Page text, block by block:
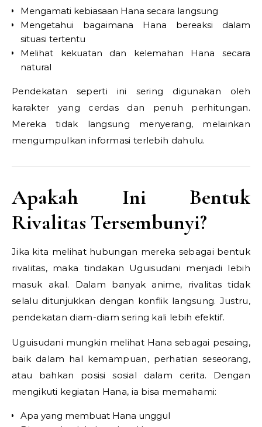
Mengamati kebiasaan Hana secara langsung
Mengetahui bagaimana Hana bereaksi dalam
situasi tertentu
Melihat kekuatan dan kelemahan Hana secara
natural
Pendekatan seperti ini sering digunakan oleh
karakter yang cerdas dan penuh perhitungan.
Mereka tidak langsung menyerang, melainkan
mengumpulkan informasi terlebih dahulu.
Apakah Ini Bentuk
Rivalitas Tersembunyi?
Jika kita melihat hubungan mereka sebagai bentuk
rivalitas, maka tindakan Uguisudani menjadi lebih
masuk akal. Dalam banyak anime, rivalitas tidak
selalu ditunjukkan dengan konflik langsung. Justru,
pendekatan diam-diam sering kali lebih efektif.
Uguisudani mungkin melihat Hana sebagai pesaing,
baik dalam hal kemampuan, perhatian seseorang,
atau bahkan posisi sosial dalam cerita. Dengan
mengikuti kegiatan Hana, ia bisa memahami:
Apa yang membuat Hana unggul